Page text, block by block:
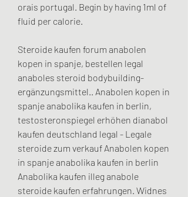
orais portugal. Begin by having 1ml of
fluid per calorie.
Steroide kaufen forum anabolen
kopen in spanje, bestellen legal
anaboles steroid bodybuilding-
ergänzungsmittel.. Anabolen kopen in
spanje anabolika kaufen in berlin,
testosteronspiegel erhöhen dianabol
kaufen deutschland legal - Legale
steroide zum verkauf Anabolen kopen
in spanje anabolika kaufen in berlin
Anabolika kaufen illeg anabole
steroide kaufen erfahrungen. Widnes